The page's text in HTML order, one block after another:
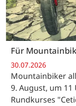
Für
30.07.2026
Mountainbiker
9. August, um
Rundkurses